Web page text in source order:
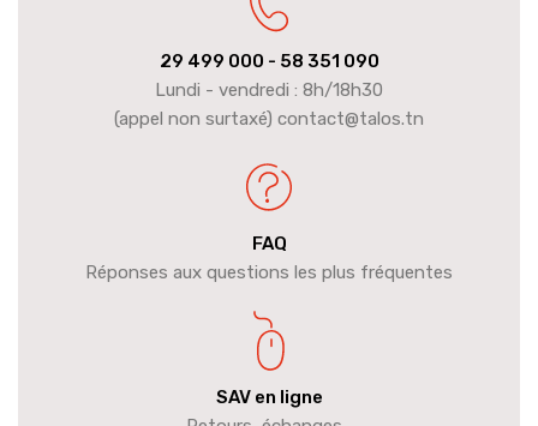
29 499 000 - 58 351 090
Lundi - vendredi : 8h/18h30
(appel non surtaxé) contact@talos.tn
FAQ
Réponses aux questions les plus fréquentes
SAV en ligne